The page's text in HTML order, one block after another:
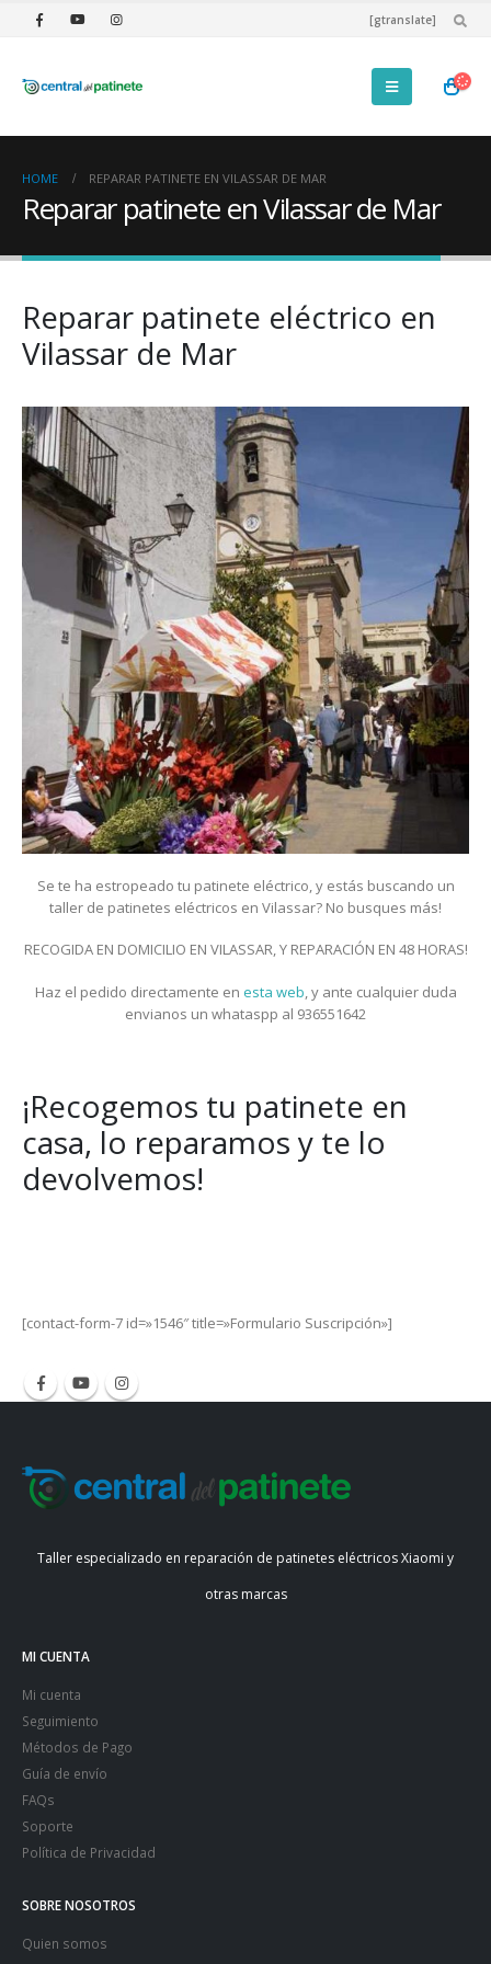
[gtranslate]
HOME REPARAR PATINETE EN VILASSAR DE MAR
Reparar patinete en Vilassar de Mar
Reparar patinete eléctrico en
Vilassar de Mar
Se te ha estropeado tu patinete eléctrico, y estás buscando un
taller de patinetes eléctricos en Vilassar? No busques más!
RECOGIDA EN DOMICILIO EN VILASSAR, Y REPARACIÓN EN 48 HORAS!
Haz el pedido directamente en esta web, y ante cualquier duda
envianos un whataspp al 936551642
¡Recogemos tu patinete en
casa, lo reparamos y te lo
devolvemos!
[contact-form-7 id=»1546″ title=»Formulario Suscripción»]
Taller especializado en reparación de patinetes eléctricos Xiaomi y
otras marcas
MI CUENTA
Mi cuenta
Seguimiento
Métodos de Pago
Guía de envío
FAQs
Soporte
Política de Privacidad
SOBRE NOSOTROS
Quien somos